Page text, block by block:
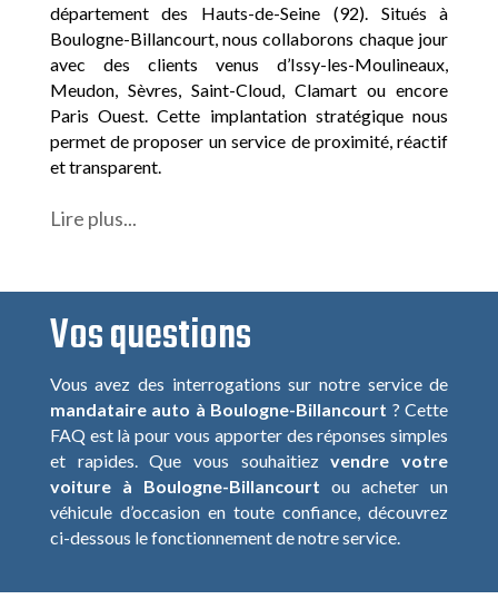
département des Hauts-de-Seine (92). Situés à
Boulogne-Billancourt, nous collaborons chaque jour
avec des clients venus d’Issy-les-Moulineaux,
Meudon, Sèvres, Saint-Cloud, Clamart ou encore
Paris Ouest. Cette implantation stratégique nous
permet de proposer un service de proximité, réactif
et transparent.
Lire plus...
Vos questions
Vous avez des interrogations sur notre service de
mandataire auto à Boulogne-Billancourt ? Cette
FAQ est là pour vous apporter des réponses simples
et rapides. Que vous souhaitiezvendre votre
voiture à Boulogne-Billancourt ou acheter un
véhicule d’occasion en toute confiance, découvrez
ci-dessous le fonctionnement de notre service.